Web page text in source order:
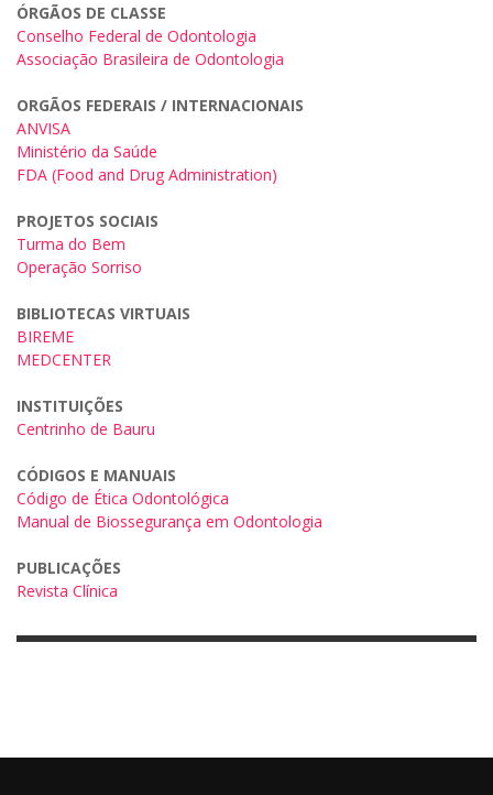
ÓRGÃOS DE CLASSE
Conselho Federal de Odontologia
Associação Brasileira de Odontologia
ORGÃOS FEDERAIS / INTERNACIONAIS
ANVISA
Ministério da Saúde
FDA (Food and Drug Administration)
PROJETOS SOCIAIS
Turma do Bem
Operação Sorriso
BIBLIOTECAS VIRTUAIS
BIREME
MEDCENTER
INSTITUIÇÕES
Centrinho de Bauru
CÓDIGOS E MANUAIS
Código de Ética Odontológica
Manual de Biossegurança em Odontologia
PUBLICAÇÕES
Revista Clínica